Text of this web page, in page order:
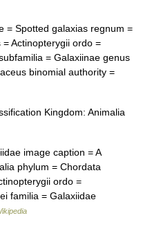
= Spotted galaxias regnum =
Actinopterygii ordo =
= Galaxiinae genus
binomial authority =
Kingdom: Animalia
image caption = A
phylum = Chordata
ordo =
familia = Galaxiidae